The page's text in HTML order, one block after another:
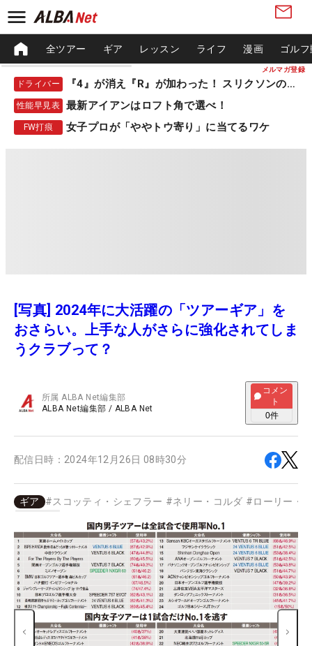
メルマガ登録
全ツアー ギア レッスン ライフ 漫画 ゴル
ドライバー 『4』が消え『R』が加わった！ スリクソンの新作
性能早見表 最新アイアンはロフト角で選べ！
FW打痕 女子プロが「ややトウ寄り」に当てるワケ
[写真] 2024年に大活躍の「ツアーギア」を
おさらい。上手な人がさらに強化されてしま
うクラブって？
所属ALBA Net編集部
ALBA Net編集部 / ALBA Net
コメン
ト
0件
配信日時： 2024年12月26日 08時30分
ギア #スコッティ・シェフラー #ネリー・コルダ #ローリー・